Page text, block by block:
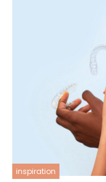
inspiration